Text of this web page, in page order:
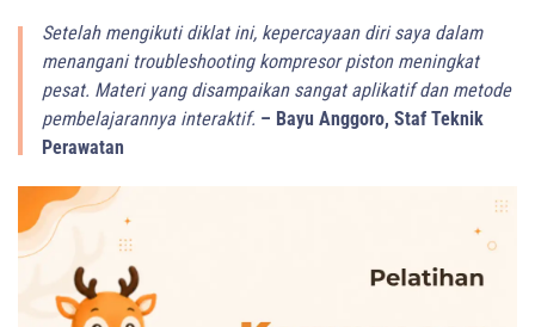
Setelah mengikuti diklat ini, kepercayaan diri saya dalam
menangani troubleshooting kompresor piston meningkat
pesat. Materi yang disampaikan sangat aplikatif dan metode
pembelajarannya interaktif. – Bayu Anggoro, Staf Teknik
Perawatan